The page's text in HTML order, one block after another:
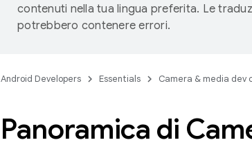
contenuti nella tua lingua preferita. Le
potrebbero contenere errori.
Android Developers Essentials Camera & media dev
Panoramica di